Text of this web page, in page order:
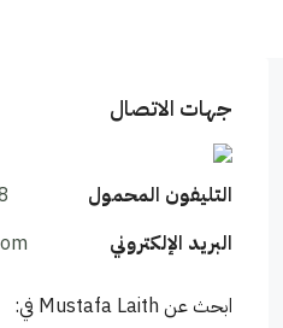
جهات الاتصال
التليفون المحمول
البريد الإلكتروني
ابحث عن Mustafa Laith في: